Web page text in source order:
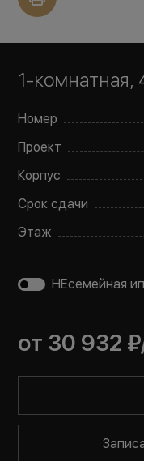
1-комнатная,
Номер
Проект
Корпус
Срок сдачи
Этаж
НЕсемейная
от 30 932 ₽